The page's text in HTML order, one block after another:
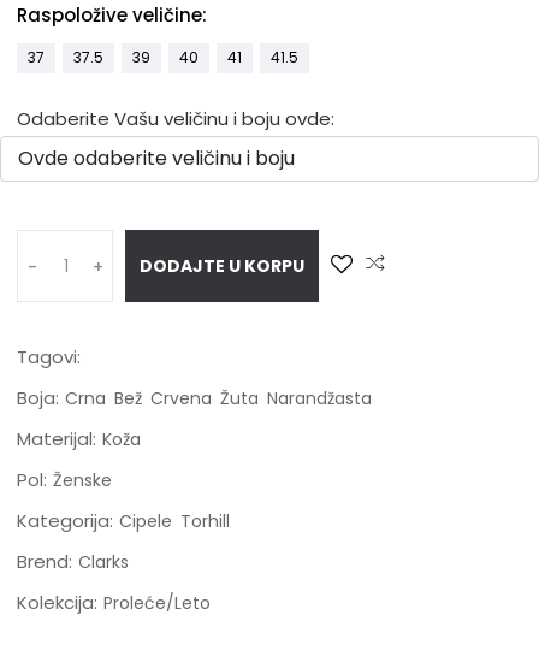
Raspoložive veličine:
37 37.5 39 40 41 41.5
Odaberite Vašu veličinu i boju ovde:
- + DODAJTE U KORPU
Tagovi:
Boja: Crna Bež Crvena Žuta Narandžasta
Materijal: Koža
Pol: Ženske
Kategorija: Cipele Torhill
Brend: Clarks
Kolekcija: Proleće/Leto